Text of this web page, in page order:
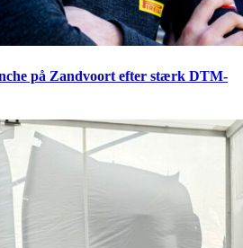
på Zandvoort efter stærk DTM-